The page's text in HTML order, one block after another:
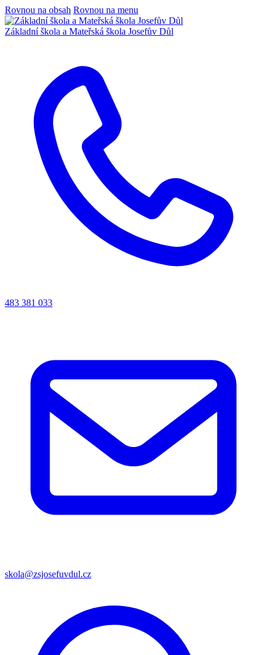
Rovnou na obsah Rovnou na menu
Základní škola a Mateřská škola Josefův Důl
483 381 033
skola@zsjosefuvdul.cz